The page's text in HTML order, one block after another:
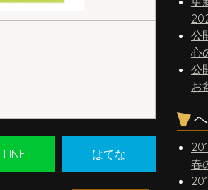
LINE はてな
公
心
公
お
春